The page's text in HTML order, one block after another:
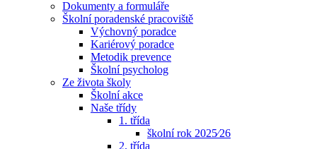
Dokumenty a formuláře
Školní poradenské pracoviště
Výchovný poradce
Kariérový poradce
Metodik prevence
Školní psycholog
Ze života školy
Školní akce
Naše třídy
1. třída
školní rok 2025⁄26
2. třída